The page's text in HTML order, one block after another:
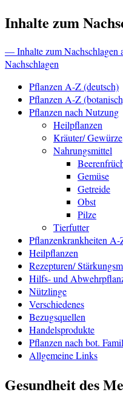
Inhalte zum
— Inhalte zum Nachschlagen
Nachschlagen
Pflanzen A-Z (deutsch)
Pflanzen A-Z
Pflanzen nach Nutzung
Heilpflanzen
Kräuter/ Gewürze
Nahrungsmittel
Gemüse
Getreide
Obst
Pilze
Tierfutter
Pflanzenkrankheiten A-
Heilpflanzen
Rezepturen/
Hilfs- und
Nützlinge
Verschiedenes
Bezugsquellen
Handelsprodukte
Pflanzen nach bot.
Allgemeine Links
Gesundheit des